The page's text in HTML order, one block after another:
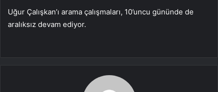
Uğur Çalışkan’ı arama çalışmaları, 10’uncu gününde de
aralıksız devam ediyor.